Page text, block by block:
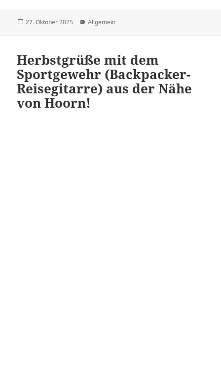
Veröffentlicht
27. Oktober 2025 Kategorien
Allgemein
Herbstgrüße mit dem
Sportgewehr (Backpacker-
Reisegitarre) aus der Nähe
von Hoorn!